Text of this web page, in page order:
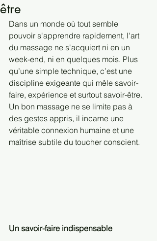
être
Dans un monde où tout semble
pouvoir s'apprendre rapidement, l'art
du massage ne s'acquiert ni en un
week-end, ni en quelques mois. Plus
qu’une simple technique, c’est une
discipline exigeante qui mêle savoir-
faire, expérience et surtout savoir-être.
Un bon massage ne se limite pas à
des gestes appris, il incarne une
véritable connexion humaine et une
maîtrise subtile du toucher conscient.
Un savoir-faire indispensable